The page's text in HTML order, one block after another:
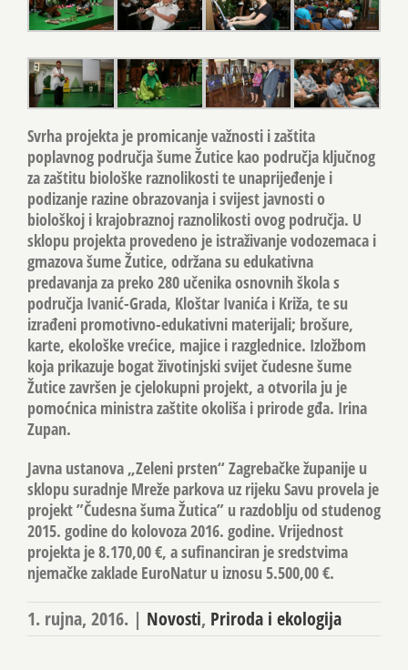
Svrha projekta je promicanje važnosti i zaštita
poplavnog područja šume Žutice kao područja ključnog
za zaštitu biološke raznolikosti te unaprijeđenje i
podizanje razine obrazovanja i svijest javnosti o
biološkoj i krajobraznoj raznolikosti ovog područja. U
sklopu projekta provedeno je istraživanje vodozemaca i
gmazova šume Žutice, održana su edukativna
predavanja za preko 280 učenika osnovnih škola s
područja Ivanić-Grada, Kloštar Ivanića i Križa, te su
izrađeni promotivno-edukativni materijali; brošure,
karte, ekološke vrećice, majice i razglednice. Izložbom
koja prikazuje bogat životinjski svijet čudesne šume
Žutice završen je cjelokupni projekt, a otvorila ju je
pomoćnica ministra zaštite okoliša i prirode gđa. Irina
Zupan.
Javna ustanova „Zeleni prsten“ Zagrebačke županije u
sklopu suradnje Mreže parkova uz rijeku Savu provela je
projekt ”Čudesna šuma Žutica” u razdoblju od studenog
2015. godine do kolovoza 2016. godine. Vrijednost
projekta je 8.170,00 €, a sufinanciran je sredstvima
njemačke zaklade EuroNatur u iznosu 5.500,00 €.
1. rujna, 2016. | Novosti, Priroda i ekologija